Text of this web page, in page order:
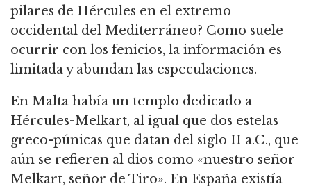
pilares de Hércules en el extremo
occidental del Mediterráneo? Como suele
ocurrir con los fenicios, la información es
limitada y abundan las especulaciones.
En Malta había un templo dedicado a
Hércules-Melkart, al igual que dos estelas
greco-púnicas que datan del siglo II a.C., que
aún se refieren al dios como «nuestro señor
Melkart, señor de Tiro». En España existía